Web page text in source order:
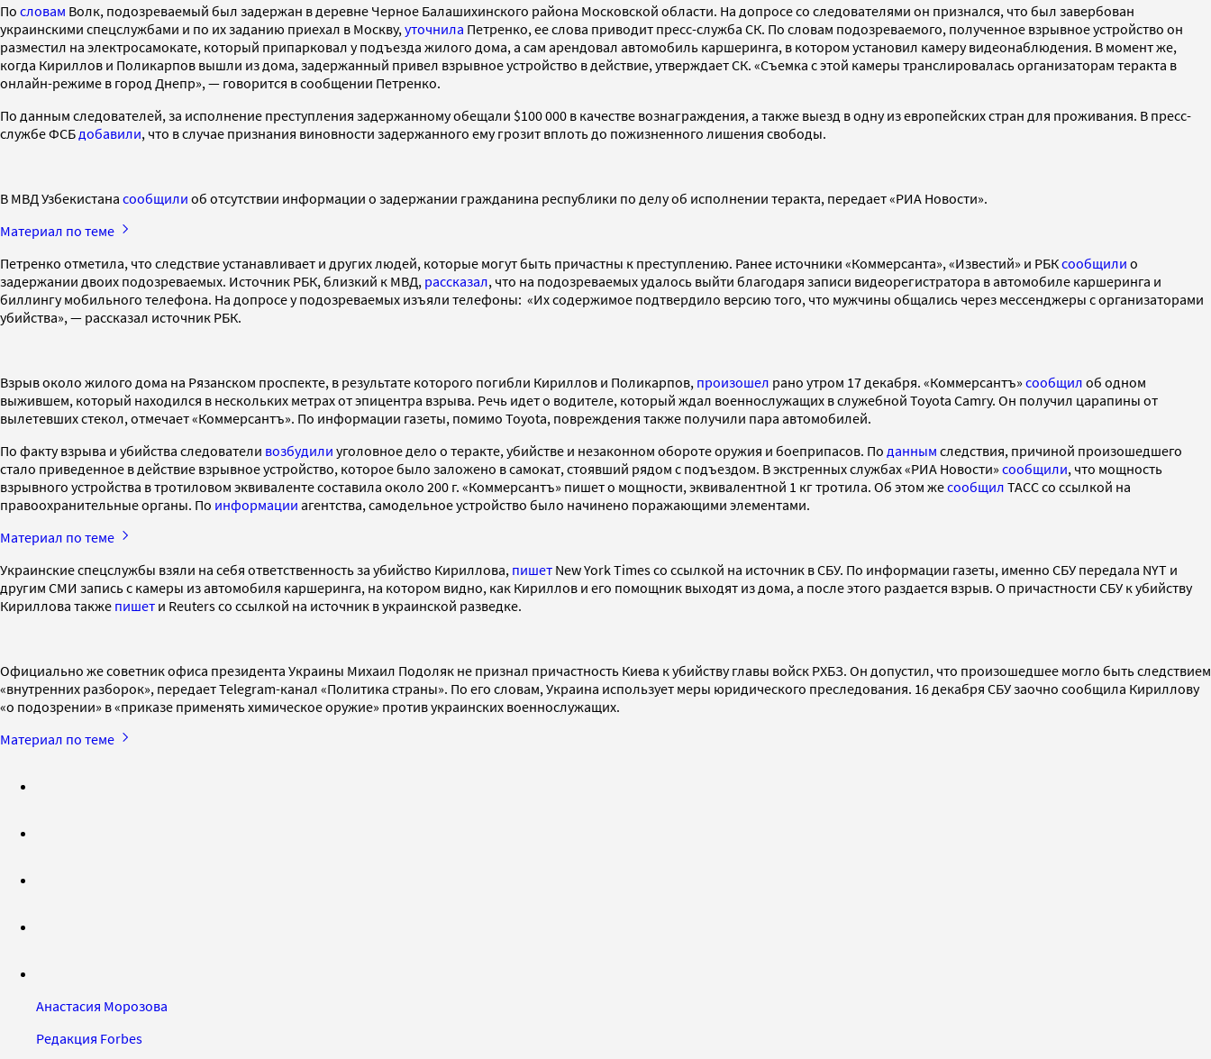
По словам Волк, подозреваемый был задержан в деревне Черное Балашихинского района Московской области. На допросе со следователями он признался, что был завербован
украинскими спецслужбами и по их заданию приехал в Москву, уточнила Петренко, ее слова приводит пресс-служба СК. По словам подозреваемого, полученное взрывное устройство он
разместил на электросамокате, который припарковал у подъезда жилого дома, а сам арендовал автомобиль каршеринга, в котором установил камеру видеонаблюдения. В момент же,
когда Кириллов и Поликарпов вышли из дома, задержанный привел взрывное устройство в действие, утверждает СК. «Съемка с этой камеры транслировалась организаторам теракта в
онлайн-режиме в город Днепр», — говорится в сообщении Петренко.
По данным следователей, за исполнение преступления задержанному обещали $100 000 в качестве вознаграждения, а также выезд в одну из европейских стран для проживания. В пресс-
службе ФСБ добавили, что в случае признания виновности задержанного ему грозит вплоть до пожизненного лишения свободы.
В МВД Узбекистана сообщили об отсутствии информации о задержании гражданина республики по делу об исполнении теракта, передает «РИА Новости».
Материал по теме
Петренко отметила, что следствие устанавливает и других людей, которые могут быть причастны к преступлению. Ранее источники «Коммерсанта», «Известий» и РБКсообщили о
задержании двоих подозреваемых. Источник РБК, близкий к МВД, рассказал, что на подозреваемых удалось выйти благодаря записи видеорегистратора в автомобиле каршеринга и
биллингу мобильного телефона. На допросе у подозреваемых изъяли телефоны: «Их содержимое подтвердило версию того, что мужчины общались через мессенджеры с организаторами
убийства», — рассказал источник РБК.
Взрыв около жилого дома на Рязанском проспекте, в результате которого погибли Кириллов и Поликарпов, произошел рано утром 17 декабря. «Коммерсантъ» сообщил об одном
выжившем, который находился в нескольких метрах от эпицентра взрыва. Речь идет о водителе, который ждал военнослужащих в служебной Toyota Camry. Он получил царапины от
вылетевших стекол, отмечает «Коммерсантъ». По информации газеты, помимо Toyota, повреждения также получили пара автомобилей.
По факту взрыва и убийства следователи возбудили уголовное дело о теракте, убийстве и незаконном обороте оружия и боеприпасов. По данным следствия, причиной произошедшего
стало приведенное в действие взрывное устройство, которое было заложено в самокат, стоявший рядом с подъездом. В экстренных службах «РИА Новости» сообщили, что мощность
взрывного устройства в тротиловом эквиваленте составила около 200 г. «Коммерсантъ» пишет о мощности, эквивалентной 1 кг тротила. Об этом жесообщил ТАСС со ссылкой на
правоохранительные органы. По информации агентства, самодельное устройство было начинено поражающими элементами.
Материал по теме
Украинские спецслужбы взяли на себя ответственность за убийство Кириллова, пишет New York Times со ссылкой на источник в СБУ. По информации газеты, именно СБУ передала NYT и
другим СМИ запись с камеры из автомобиля каршеринга, на котором видно, как Кириллов и его помощник выходят из дома, а после этого раздается взрыв. О причастности СБУ к убийству
Кириллова также пишет и Reuters со ссылкой на источник в украинской разведке.
Официально же советник офиса президента Украины Михаил Подоляк не признал причастность Киева к убийству главы войск РХБЗ. Он допустил, что произошедшее могло быть следствием
«внутренних разборок», передает Telegram-канал «Политика страны». По его словам, Украина использует меры юридического преследования. 16 декабря СБУ заочно сообщила Кириллову
«о подозрении» в «приказе применять химическое оружие» против украинских военнослужащих.
Материал по теме
Анастасия Морозова
Редакция Forbes